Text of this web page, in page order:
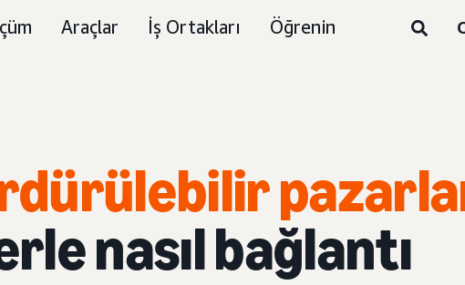
Araçlar İş Ortakları Öğrenin
nasıl bağlantı